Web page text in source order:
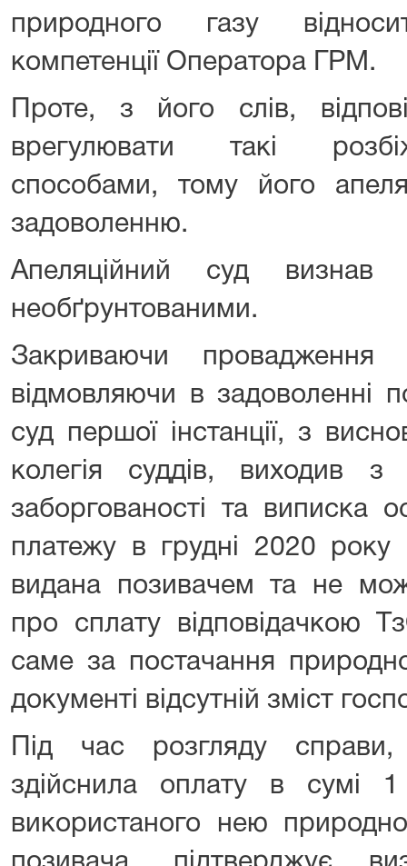
природного газу
компетенції Оператора ГРМ.
Проте, з його слів,
врегулювати такі
способами, тому його
задоволенню.
Апеляційний суд визнав
необґрунтованими.
Закриваючи
відмовляючи в задоволенні
суд першої інстанції, з
колегія суддів, виходив
заборгованості та виписка
платежу в грудні 2020
видана позивачем та не
про сплату відповідачкою
саме за постачання
документі відсутній зміст
Під час розгляду справи,
здійснила оплату в сумі
використаного нею